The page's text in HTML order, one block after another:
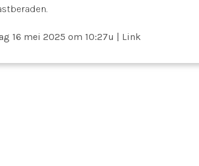
16 mei 2025 om 10:27u | Link